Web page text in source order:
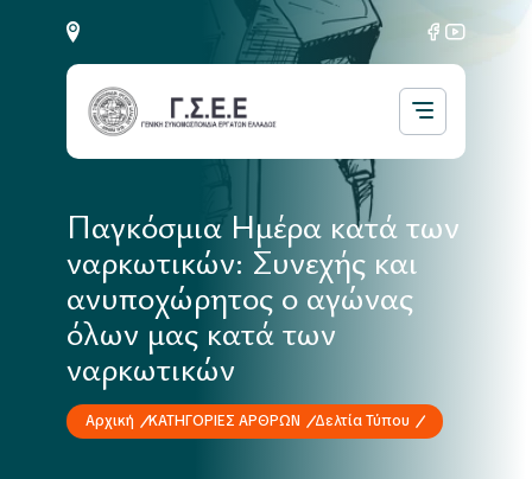
Παγκόσμια Ημέρα κατά των
ναρκωτικών: Συνεχής και
ανυποχώρητος ο αγώνας
όλων μας κατά των
ναρκωτικών
Αρχική ΚΑΤΗΓΟΡΙΕΣ ΑΡΘΡΩΝ Δελτία Τύπου